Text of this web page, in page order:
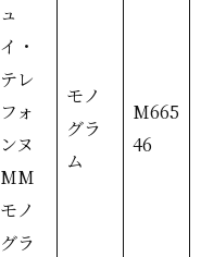
ュ
イ・
テレ
フォ
ンヌ
MM
モノ
グラ
モノ
グラ
ム
M665
46